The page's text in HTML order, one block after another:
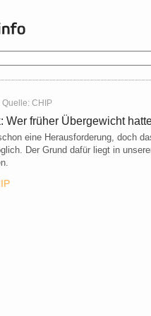
Quelle: CHIP
Wer früher Übergewicht
eine Herausforderung, doch
Der Grund dafür liegt in